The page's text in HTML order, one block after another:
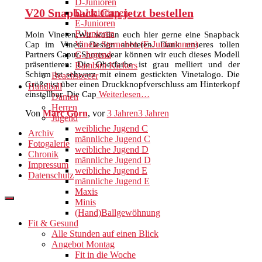
D-Junioren
D-Juniorinnen
E-Junioren
F-Junioren
Vineta Sternchen (E-Juniorinnen)
G-Jugend
Bambini Kickers
Beachsoccer
Handball
Damen
Herren
Jugend
weibliche Jugend C
männliche Jugend C
weibliche Jugend D
männliche Jugend D
weibliche Jugend E
männliche Jugend E
Maxis
Minis
(Hand)Ballgewöhnung
Fit & Gesund
Alle Stunden auf einen Blick
Angebot Montag
Fit in die Woche
V20 Snapback Cap jetzt bestellen
Moin Vineten,Wir wollen euch hier gerne eine Snapback
Cap im Vineta Design anbieten. Dank unseres tollen
Partners Capur Sportswear können wir euch dieses Modell
präsentieren: Die Oberfarbe ist grau melliert und der
Schirm ist schwarz mit einem gestickten Vinetalogo. Die
Größe ist über einen Druckknopfverschluss am Hinterkopf
einstellbar. Die Cap Weiterlesen…
Von Marc Gorn, vor3 Jahren3 Jahren
Archiv
Fotogalerie
Chronik
Impressum
Datenschutz